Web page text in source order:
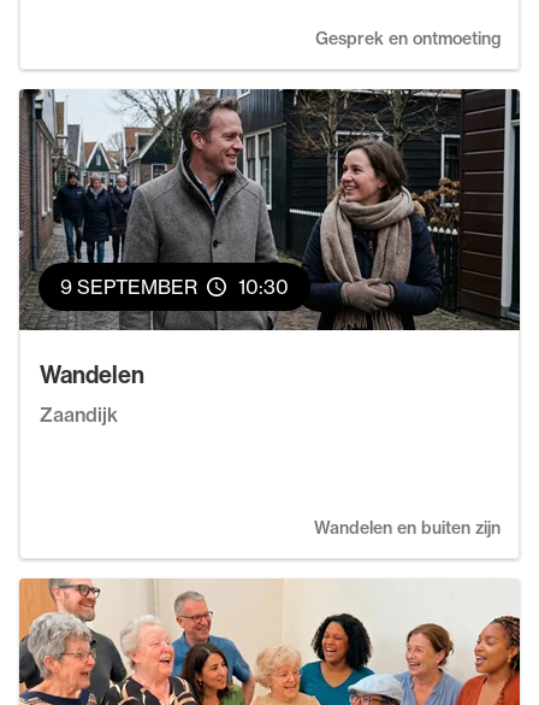
Gesprek en ontmoeting
9 SEPTEMBER 10:30
Wandelen
Zaandijk
Wandelen en buiten zijn